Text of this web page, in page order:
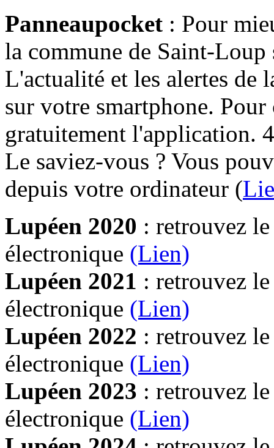
Panneaupocket : Pour
la commune de Saint-Loup
L'actualité et les alertes de
sur votre smartphone.
gratuitement l'application.
Le saviez-vous ? Vous
depuis votre ordinateur (
Lupéen 2020 : retrouvez
électronique (Lien)
Lupéen 2021 : retrouvez
électronique (Lien)
Lupéen 2022 : retrouvez
électronique (Lien)
Lupéen 2023 : retrouvez
électronique (Lien)